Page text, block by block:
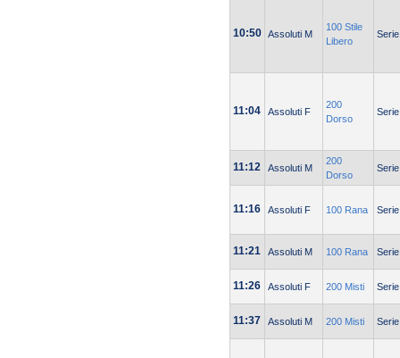
10:50 Assoluti M
100 Stile
Libero
Serie
11:04 Assoluti F
200
Dorso
Serie
11:12 Assoluti M
200
Dorso
Serie
11:16 Assoluti F 100 Rana Serie
11:21 Assoluti M 100 Rana Serie
11:26 Assoluti F 200 Misti Serie
11:37 Assoluti M 200 Misti Serie